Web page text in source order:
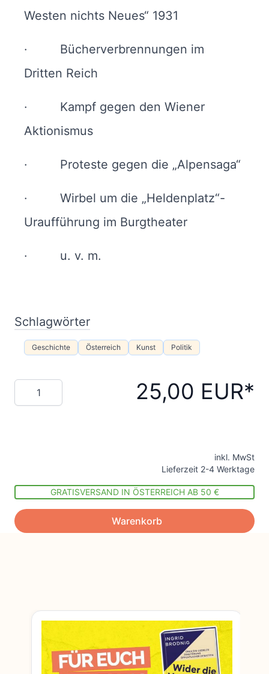
Westen nichts Neues“ 1931
· Bücherverbrennungen im
Dritten Reich
· Kampf gegen den Wiener
Aktionismus
· Proteste gegen die „Alpensaga“
· Wirbel um die „Heldenplatz“-
Uraufführung im Burgtheater
· u. v. m.
Schlagwörter
Geschichte Österreich Kunst Politik
Menge 25,00 EUR
inkl. MwSt
Lieferzeit 2-4 Werktage
GRATISVERSAND IN ÖSTERREICH AB 50 €
Warenkorb